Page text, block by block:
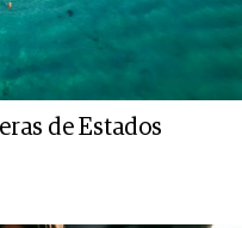
de Estados